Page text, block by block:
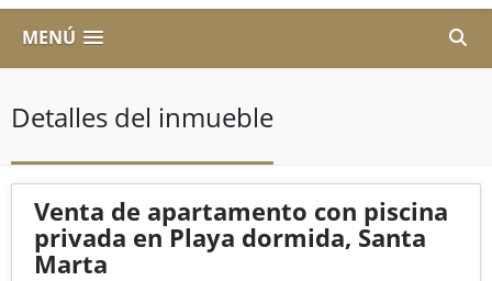
MENÚ
Detalles del inmueble
Venta de apartamento con piscina
privada en Playa dormida, Santa
Marta